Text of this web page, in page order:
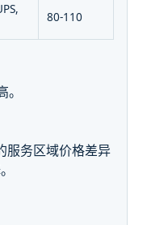
80-110
服务区域价格差异